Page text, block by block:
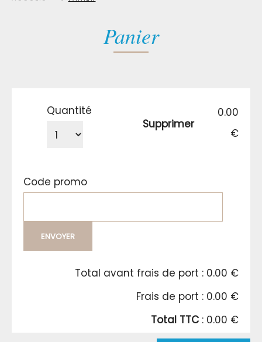
Panier
Quantité
Supprimer
0.00
€
Code promo
ENVOYER
Total avant frais de port : 0.00 €
Frais de port : 0.00 €
Total TTC : 0.00 €